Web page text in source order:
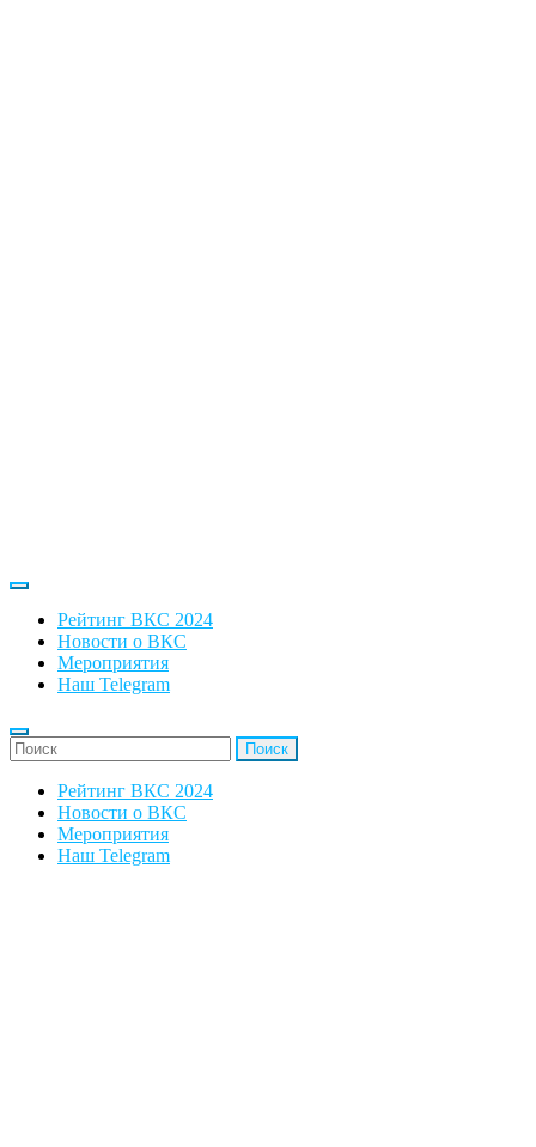
Рейтинг ВКС 2024
Новости о ВКС
Мероприятия
Наш Telegram
'Найти:
Рейтинг ВКС 2024
Новости о ВКС
Мероприятия
Наш Telegram